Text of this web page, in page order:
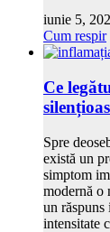
iunie 5,
Cum respir
Ce
Spre
există un
simptom
modernă o
un răspuns
intensitate